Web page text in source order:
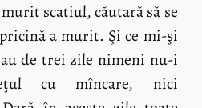
scatiul, căutară să se
a murit. Şi ce mi-şi
de trei zile nimeni nu-i
cu mîncare, nici